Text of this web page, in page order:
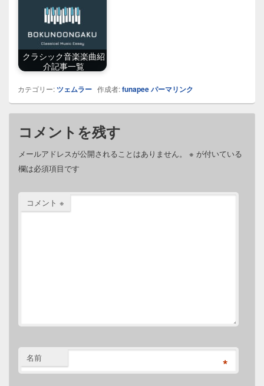
クラシック音楽楽曲紹
介記事一覧
カテゴリー:ツェムラー 作成者:funapeeパーマリンク
コメントを残す
メールアドレスが公開されることはありません。 ※ が付いている
欄は必須項目です
コメント ※
名前 *